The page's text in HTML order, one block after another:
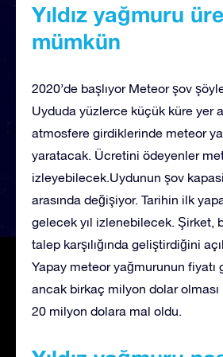
Yıldız yağmuru
mümkün
2020’de başlıyor Meteor şov
Uyduda yüzlerce küçük küre yer
atmosfere girdiklerinde meteor
yaratacak. Ücretini ödeyenler
izleyebilecek.Uydunun şov
arasında değişiyor. Tarihin ilk
gelecek yıl izlenebilecek. Şirket,
talep karşılığında geliştirdiğini
Yapay meteor yağmurunun fiyatı
ancak birkaç milyon dolar olması
20 milyon dolara mal oldu.